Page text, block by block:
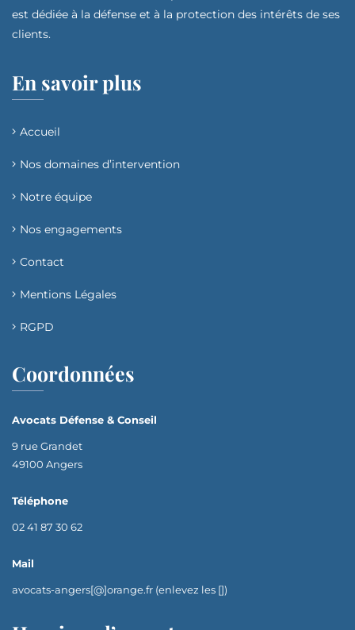
est dédiée à la défense et à la protection des intérêts de ses
clients.
En savoir plus
Accueil
Nos domaines d’intervention​
Notre équipe
Nos engagements
Contact
Mentions Légales
RGPD
Coordonnées
Avocats Défense & Conseil
9 rue Grandet
49100 Angers
Téléphone
02 41 87 30 62
Mail
avocats-angers[@]orange.fr (enlevez les [])